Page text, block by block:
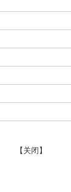
【 关闭 】